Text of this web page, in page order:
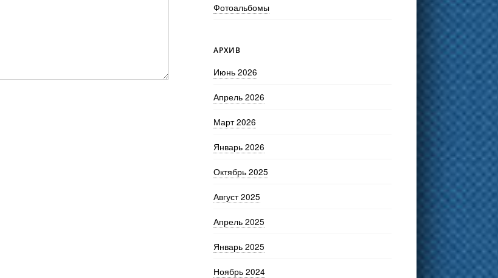
Фотоальбомы
АРХИВ
Июнь 2026
Апрель 2026
Март 2026
Январь 2026
Октябрь 2025
Август 2025
Апрель 2025
Январь 2025
Ноябрь 2024